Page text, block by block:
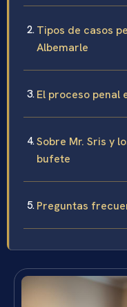
Tipos de casos
Albemarle
El proceso penal
Sobre Mr. Sris y
bufete
Preguntas